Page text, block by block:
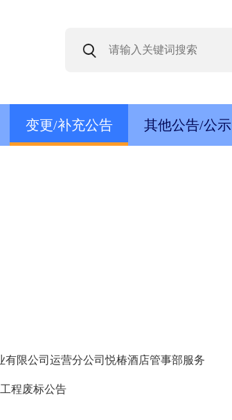
变更/补充公告 其他公告/公示
限公司运营分公司悦椿酒店管事部服务
程废标公告